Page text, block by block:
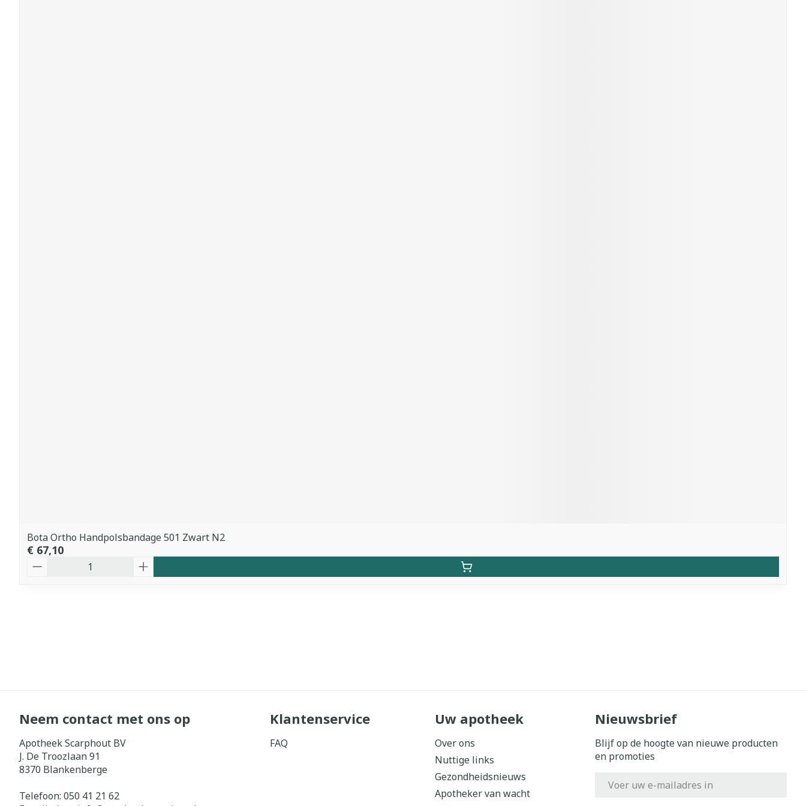
Bota Ortho Handpolsbandage 501 Zwart N2
€ 67,10
Neem contact met ons op
Apotheek Scarphout BV
J. De Troozlaan 91
8370 Blankenberge
Telefoon: 050 41 21 62
Klantenservice
FAQ
Uw apotheek
Over ons
Nuttige links
Gezondheidsnieuws
Apotheker van wacht
Nieuwsbrief
Blijf op de hoogte van nieuwe producten
en promoties